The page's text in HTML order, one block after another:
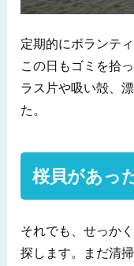
定期的にボランテ
この日もゴミを拾
ラス片や吸い殻、
た。
桜貝があっ
それでも、せっか
探します。まだ清